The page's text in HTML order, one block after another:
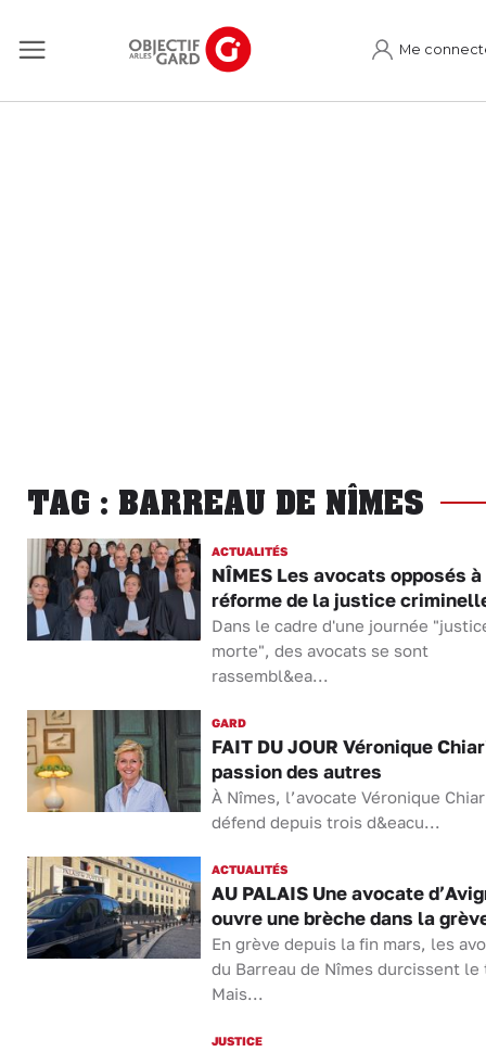
Me
TAG : BARREAU DE NÎMES
ACTUALITÉS
NÎMES Les avocats opposés
réforme de la justice
Dans le cadre d'une journée
morte", des avocats se sont
rassembl&ea...
GARD
FAIT DU JOUR Véronique
passion des autres
À Nîmes, l’avocate Véronique
défend depuis trois d&eacu...
ACTUALITÉS
AU PALAIS Une avocate
ouvre une brèche dans la
En grève depuis la fin mars, les
du Barreau de Nîmes durcissent le
Mais...
JUSTICE